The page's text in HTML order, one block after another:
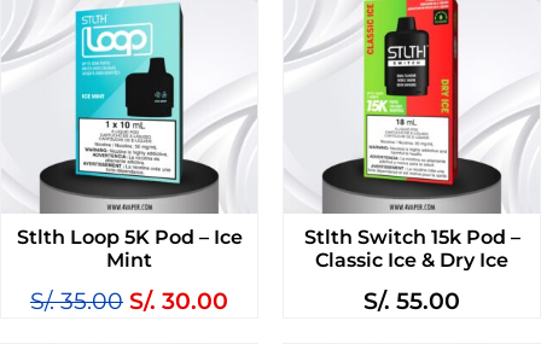
Stlth Loop 5K Pod – Ice
Mint
S/.35.00 S/. 30.00
Stlth Switch 15k Pod –
Classic Ice & Dry Ice
S/. 55.00